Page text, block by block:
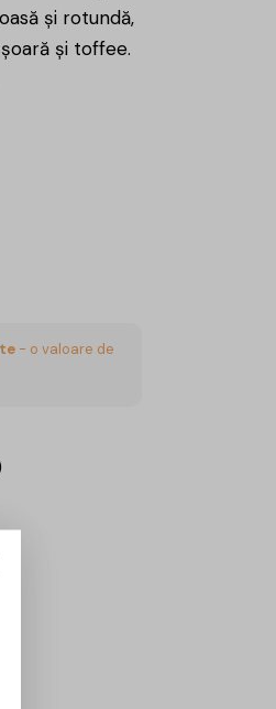
și rotundă,
și toffee.
- o valoare de